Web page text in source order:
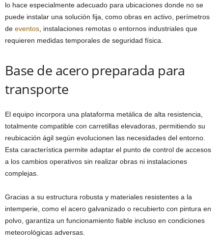
lo hace especialmente adecuado para ubicaciones donde no se
puede instalar una solución fija, como obras en activo, perímetros
de eventos , instalaciones remotas o entornos industriales que
requieren medidas temporales de seguridad física.
Base de acero preparada para
transporte
El equipo incorpora una plataforma metálica de alta resistencia,
totalmente compatible con carretillas elevadoras, permitiendo su
reubicación ágil según evolucionen las necesidades del entorno.
Esta característica permite adaptar el punto de control de accesos
a los cambios operativos sin realizar obras ni instalaciones
complejas.
Gracias a su estructura robusta y materiales resistentes a la
intemperie, como el acero galvanizado o recubierto con pintura en
polvo, garantiza un funcionamiento fiable incluso en condiciones
meteorológicas adversas.